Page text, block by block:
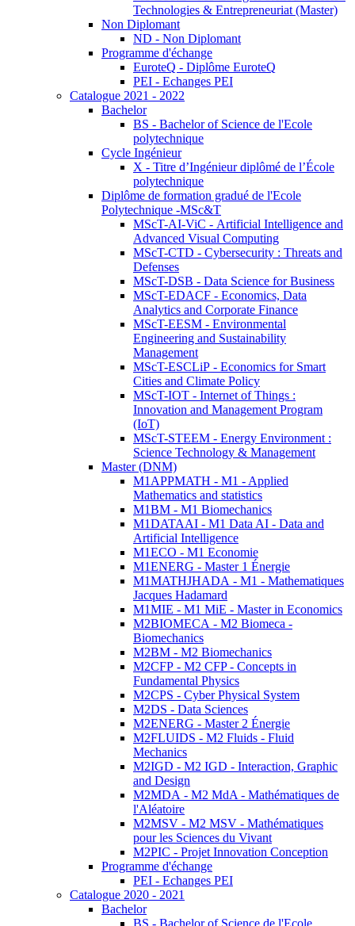
Technologies & Entrepreneuriat (Master)
Non Diplomant
ND - Non Diplomant
Programme d'échange
EuroteQ - Diplôme EuroteQ
PEI - Echanges PEI
Catalogue 2021 - 2022
Bachelor
BS - Bachelor of Science de l'Ecole
polytechnique
Cycle Ingénieur
X - Titre d’Ingénieur diplômé de l’École
polytechnique
Diplôme de formation gradué de l'Ecole
Polytechnique -MSc&T
MScT-AI-ViC - Artificial Intelligence and
Advanced Visual Computing
MScT-CTD - Cybersecurity : Threats and
Defenses
MScT-DSB - Data Science for Business
MScT-EDACF - Economics, Data
Analytics and Corporate Finance
MScT-EESM - Environmental
Engineering and Sustainability
Management
MScT-ESCLiP - Economics for Smart
Cities and Climate Policy
MScT-IOT - Internet of Things :
Innovation and Management Program
(IoT)
MScT-STEEM - Energy Environment :
Science Technology & Management
Master (DNM)
M1APPMATH - M1 - Applied
Mathematics and statistics
M1BM - M1 Biomechanics
M1DATAAI - M1 Data AI - Data and
Artificial Intelligence
M1ECO - M1 Economie
M1ENERG - Master 1 Énergie
M1MATHJHADA - M1 - Mathematiques
Jacques Hadamard
M1MIE - M1 MiE - Master in Economics
M2BIOMECA - M2 Biomeca -
Biomechanics
M2BM - M2 Biomechanics
M2CFP - M2 CFP - Concepts in
Fundamental Physics
M2CPS - Cyber Physical System
M2DS - Data Sciences
M2ENERG - Master 2 Énergie
M2FLUIDS - M2 Fluids - Fluid
Mechanics
M2IGD - M2 IGD - Interaction, Graphic
and Design
M2MDA - M2 MdA - Mathématiques de
l'Aléatoire
M2MSV - M2 MSV - Mathématiques
pour les Sciences du Vivant
M2PIC - Projet Innovation Conception
Programme d'échange
PEI - Echanges PEI
Catalogue 2020 - 2021
Bachelor
BS - Bachelor of Science de l'Ecole